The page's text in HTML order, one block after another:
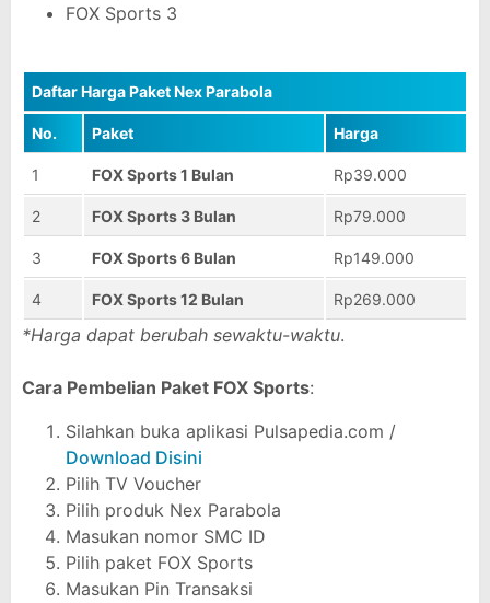
FOX Sports 3
Daftar Harga Paket Nex Parabola
No. Paket Harga
1 FOX Sports 1 Bulan Rp39.000
2 FOX Sports 3 Bulan Rp79.000
3 FOX Sports 6 Bulan Rp149.000
4 FOX Sports 12 Bulan Rp269.000
*Harga dapat berubah sewaktu-waktu.
Cara Pembelian Paket FOX Sports:
Silahkan buka aplikasi Pulsapedia.com /
Download Disini
Pilih TV Voucher
Pilih produk Nex Parabola
Masukan nomor SMC ID
Pilih paket FOX Sports
Masukan Pin Transaksi